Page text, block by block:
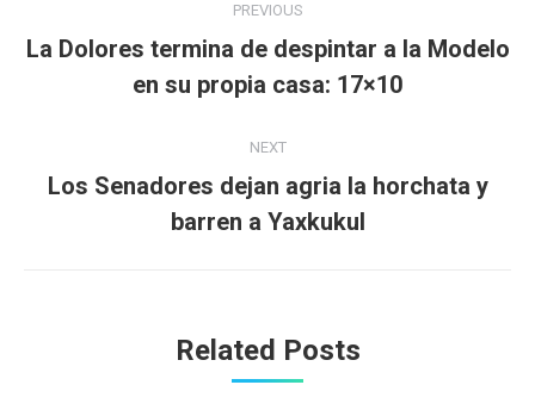
navigation
PREVIOUS
Previous
post:
La Dolores termina de despintar a la Modelo
en su propia casa: 17×10
NEXT
Next
post:
Los Senadores dejan agria la horchata y
barren a Yaxkukul
Related Posts